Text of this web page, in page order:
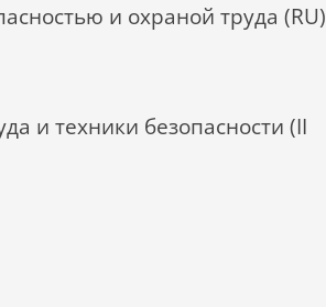
и охраной труда (RU)
и техники безопасности (II